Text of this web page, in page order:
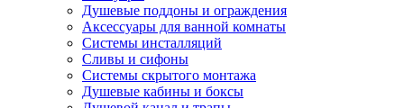
Душевые поддоны и ограждения
Аксессуары для ванной комнаты
Системы инсталляций
Сливы и сифоны
Системы скрытого монтажа
Душевые кабины и боксы